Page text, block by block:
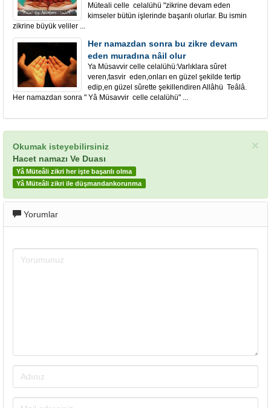
Müteali celle celalühü "zikrine devam eden
kimseler bütün işlerinde başarılı olurlar. Bu ismin
zikrine büyük veliler ...
Her namazdan sonra bu zikre devam
eden muradına nâil olur
Ya Müsavvir celle celalühü:Varlıklara sûret
veren,tasvir eden,onları en güzel şekilde tertip
edip,en güzel sûrette şekillendiren Allâhü Teâlâ.
Her namazdan sonra " Yâ Müsavvir celle celalühü" ...
×
Okumak isteyebilirsiniz
Hacet namazı Ve Duası
Yâ Müteâli zikri her işte başarılı olma
Yâ Müteâli zikri ile düşmandankorunma
Yorumlar